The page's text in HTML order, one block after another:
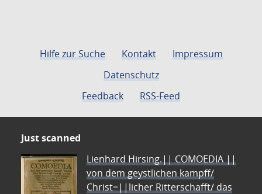
Hilfe zur Suche Kontakt
Impressum
Datenschutz
Feedback
RSS-Feed
Just scanned
Lienhard Hirsing.|| COMOEDIA ||
von dem geystlichen kampff/
Christ=||licher Ritterschafft/ das